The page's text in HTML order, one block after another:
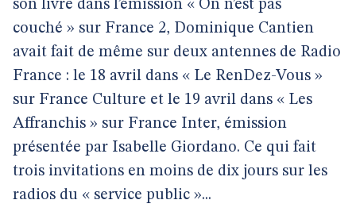
son livre dans l’émission « On n’est pas
couché » sur France 2, Dominique Cantien
avait fait de même sur deux antennes de Radio
France : le 18 avril dans « Le RenDez-Vous »
sur France Culture et le 19 avril dans « Les
Affranchis » sur France Inter, émission
présentée par Isabelle Giordano. Ce qui fait
trois invitations en moins de dix jours sur les
radios du « service public »...